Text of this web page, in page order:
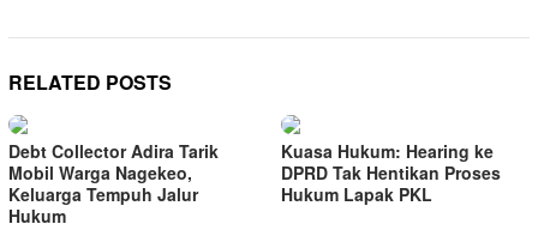
RELATED POSTS
Debt Collector Adira Tarik
Mobil Warga Nagekeo,
Keluarga Tempuh Jalur
Hukum
Kuasa Hukum: Hearing ke
DPRD Tak Hentikan Proses
Hukum Lapak PKL